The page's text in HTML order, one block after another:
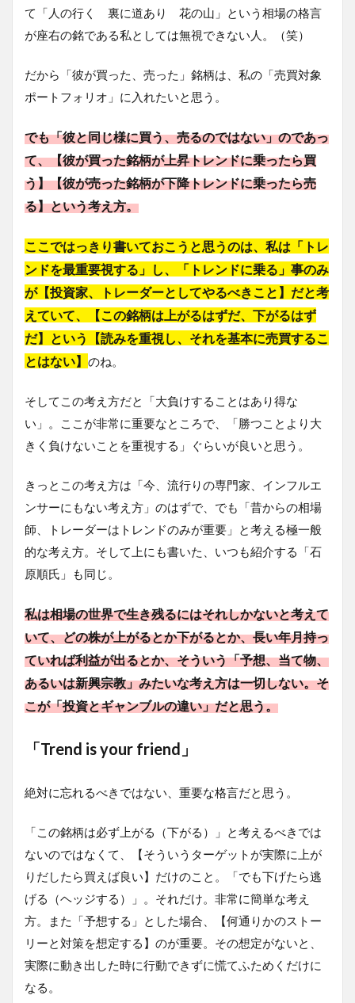
て「人の行く 裏に道あり 花の山」という相場の格言
が座右の銘である私としては無視できない人。（笑）
だから「彼が買った、売った」銘柄は、私の「売買対象
ポートフォリオ」に入れたいと思う。
でも「彼と同じ様に買う、売るのではない」のであっ
て、【彼が買った銘柄が上昇トレンドに乗ったら買
う】【彼が売った銘柄が下降トレンドに乗ったら売
る】という考え方。
ここではっきり書いておこうと思うのは、私は「トレ
ンドを最重要視する」し、「トレンドに乗る」事のみ
が【投資家、トレーダーとしてやるべきこと】だと考
えていて、【この銘柄は上がるはずだ、下がるはず
だ】という【読みを重視し、それを基本に売買するこ
とはない】 のね。
そしてこの考え方だと「大負けすることはあり得な
い」。ここが非常に重要なところで、「勝つことより大
きく負けないことを重視する」ぐらいが良いと思う。
きっとこの考え方は「今、流行りの専門家、インフルエ
ンサーにもない考え方」のはずで、でも「昔からの相場
師、トレーダーはトレンドのみが重要」と考える極一般
的な考え方。そして上にも書いた、いつも紹介する「石
原順氏」も同じ。
私は相場の世界で生き残るにはそれしかないと考えて
いて、どの株が上がるとか下がるとか、長い年月持っ
ていれば利益が出るとか、そういう「予想、当て物、
あるいは新興宗教」みたいな考え方は一切しない。そ
こが「投資とギャンブルの違い」だと思う。
「Trend is your friend」
絶対に忘れるべきではない、重要な格言だと思う。
「この銘柄は必ず上がる（下がる）」と考えるべきでは
ないのではなくて、【そういうターゲットが実際に上が
りだしたら買えば良い】だけのこと。「でも下げたら逃
げる（ヘッジする）」。それだけ。非常に簡単な考え
方。また「予想する」とした場合、【何通りかのストー
リーと対策を想定する】のが重要。その想定がないと、
実際に動き出した時に行動できずに慌てふためくだけに
なる。